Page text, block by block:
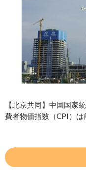
【北京共同】中国国家
費者物価指数（CPI）